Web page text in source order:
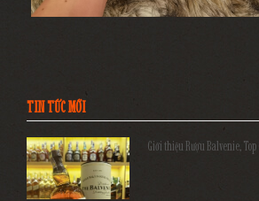
TIN TỨC MỚI
Giới thiệu Rượu Balvenie,